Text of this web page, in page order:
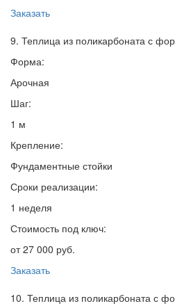
Заказать
9. Теплица из поликарбоната с
Форма:
Арочная
Шаг:
1 м
Крепление:
Фундаментные стойки
Сроки реализации:
1 неделя
Стоимость под ключ:
от 27 000 руб.
Заказать
10. Теплица из поликарбоната с